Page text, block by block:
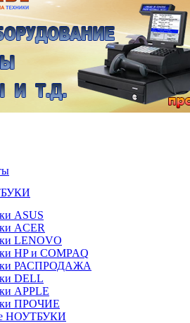
ASUS
ACER
LENOVO
HP и COMPAQ
РАСПРОДАЖА
DELL
APPLE
ПРОЧИЕ
НОУТБУКИ